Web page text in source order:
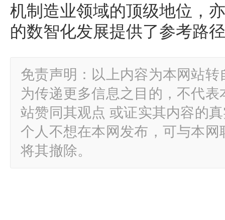
机制造业领域的顶级地位，
的数智化发展提供了参考路
免责声明：以上内容为本网站
为传递更多信息之目的，不代
站赞同其观点 或证实其内容的
个人不想在本网发布，可与本
将其撤除。